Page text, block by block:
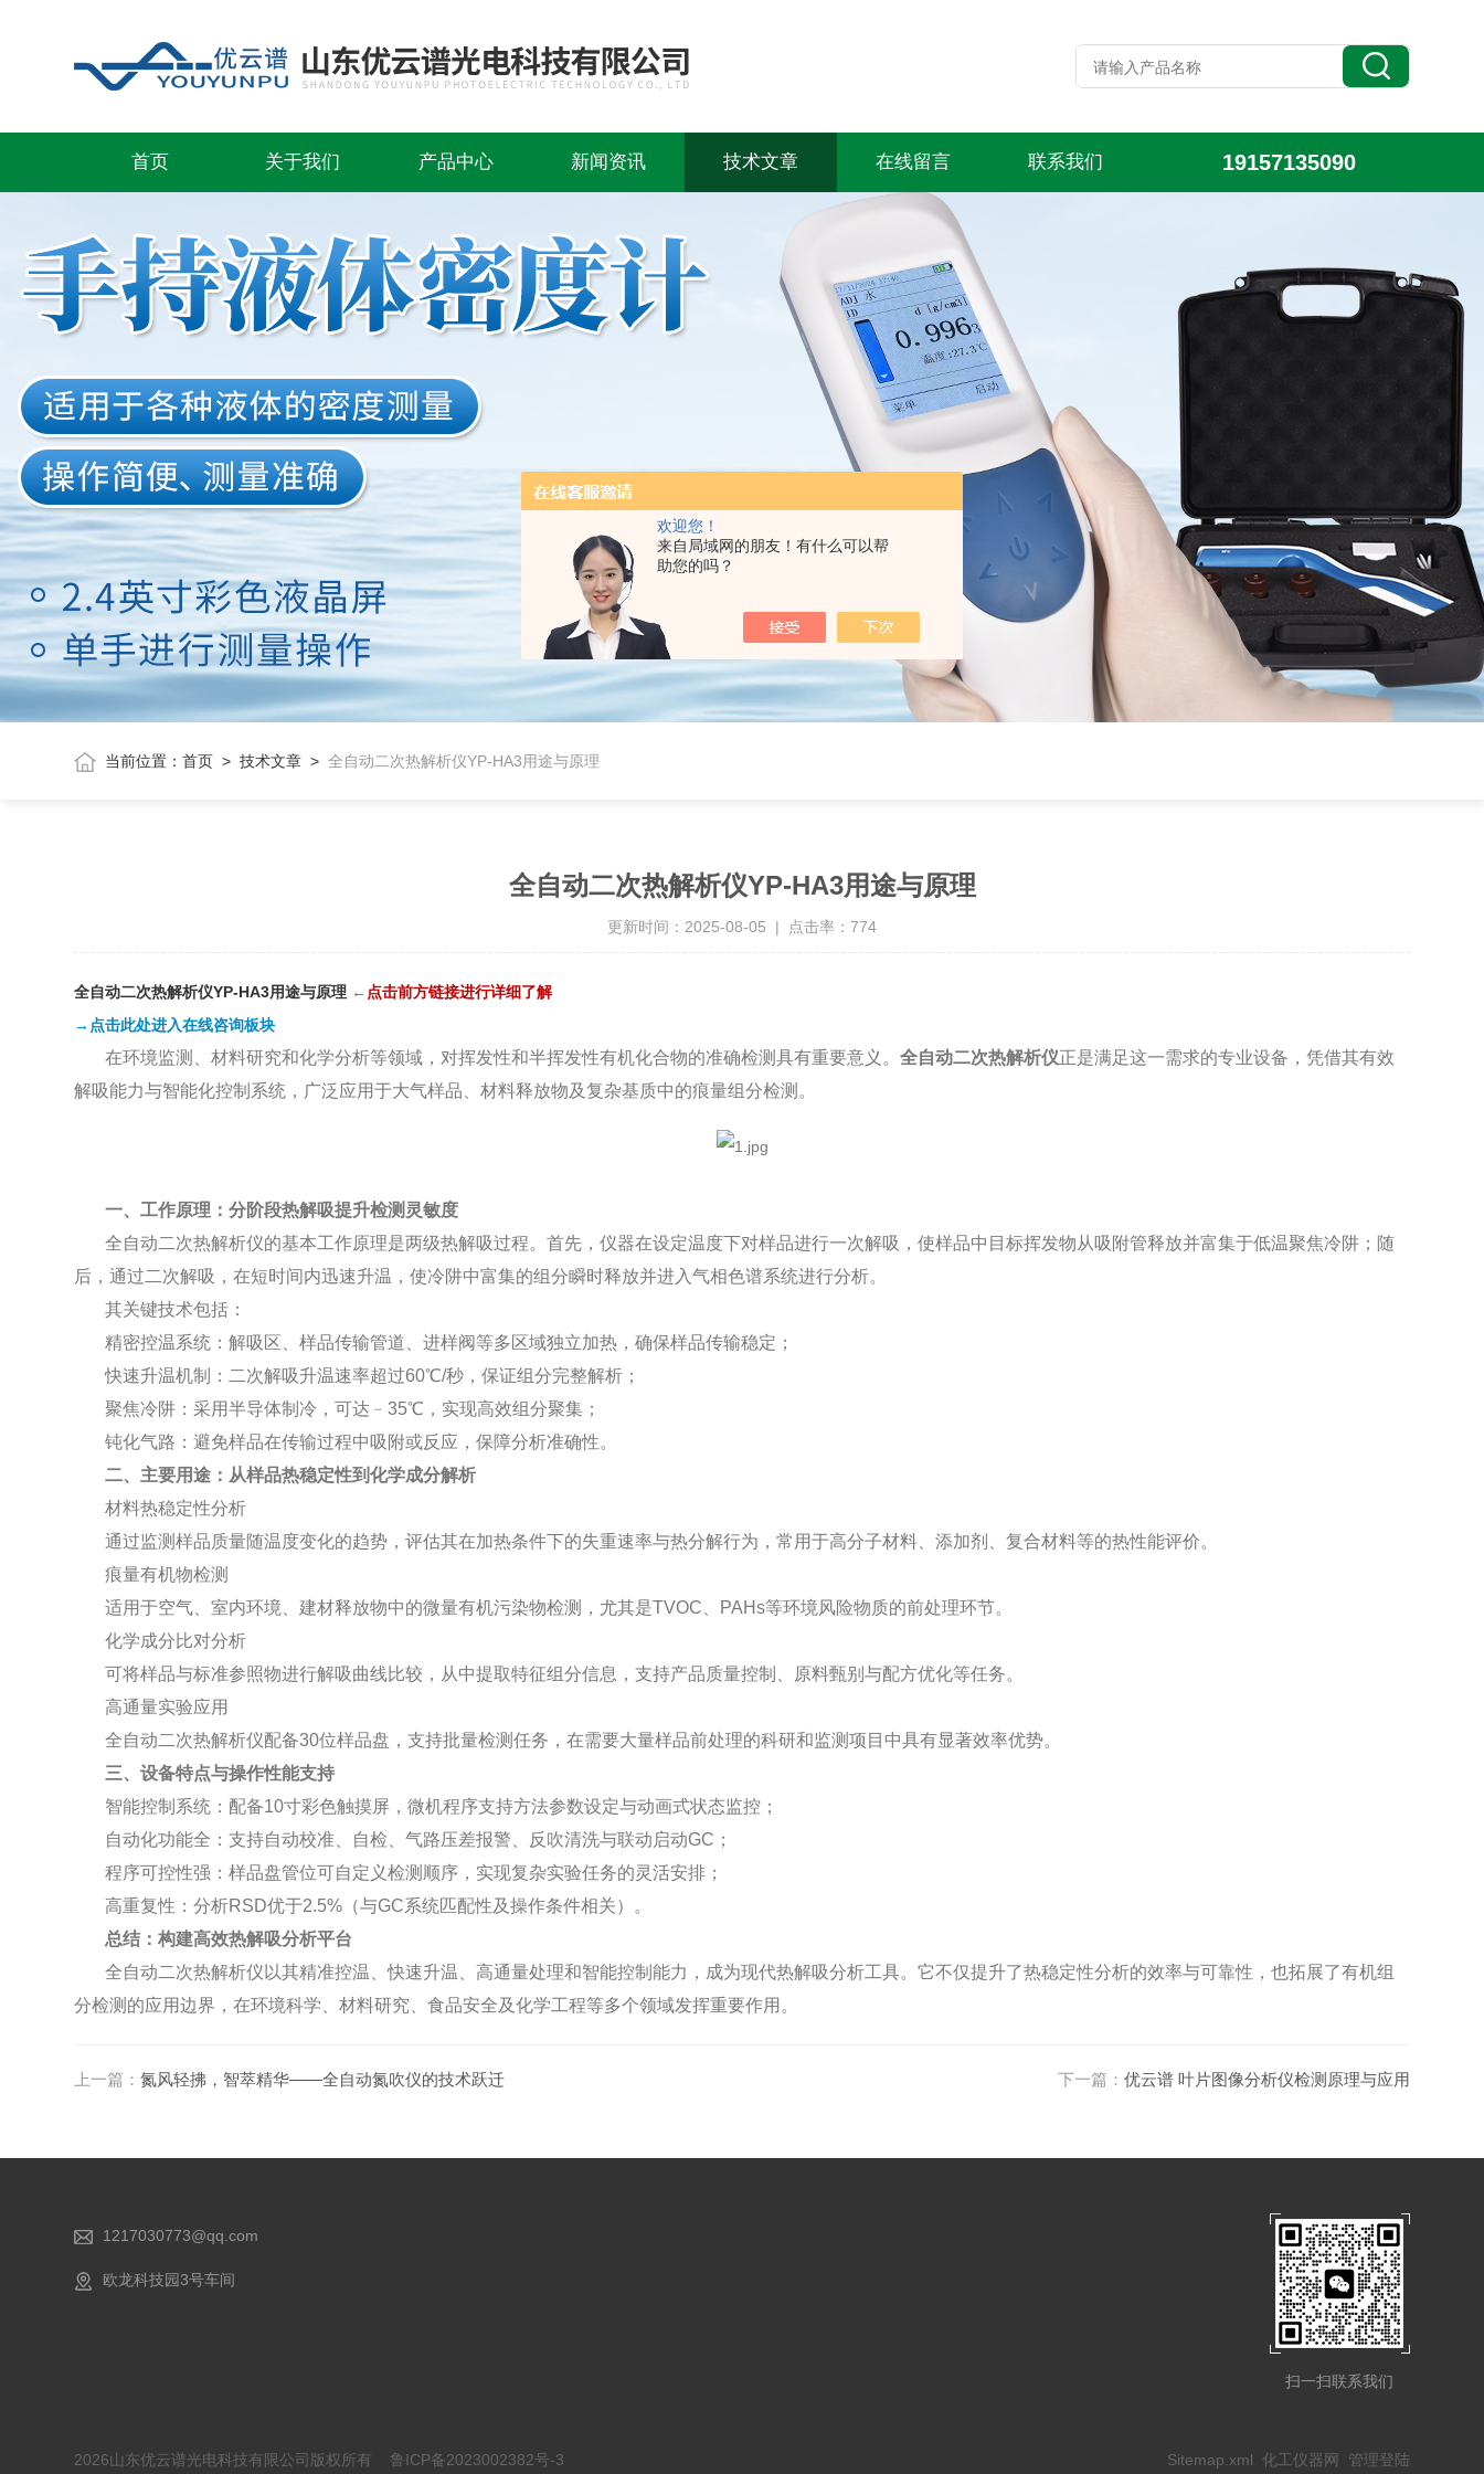
欢迎您！
来自局域网的朋友！有什么可以帮
助您的吗？
首页 关于我们 产品中心 新闻资讯 技术文章 在线留言 联系我们 19157135090
当前位置：首页 >技术文章 >全自动二次热解析仪YP-HA3用途与原理
全自动二次热解析仪YP-HA3用途与原理
更新时间：2025-08-05 | 点击率：774
全自动二次热解析仪YP-HA3用途与原理 ← 点击前方链接进行详细了解
→点击此处进入在线咨询板块
在环境监测、材料研究和化学分析等领域，对挥发性和半挥发性有机化合物的准确检测具有重要意义。全自动二次热解析仪正是满足这一需求的专业设备，凭借其有效
解吸能力与智能化控制系统，广泛应用于大气样品、材料释放物及复杂基质中的痕量组分检测。
一、工作原理：分阶段热解吸提升检测灵敏度
全自动二次热解析仪的基本工作原理是两级热解吸过程。首先，仪器在设定温度下对样品进行一次解吸，使样品中目标挥发物从吸附管释放并富集于低温聚焦冷阱；随
后，通过二次解吸，在短时间内迅速升温，使冷阱中富集的组分瞬时释放并进入气相色谱系统进行分析。
其关键技术包括：
精密控温系统：解吸区、样品传输管道、进样阀等多区域独立加热，确保样品传输稳定；
快速升温机制：二次解吸升温速率超过60℃/秒，保证组分完整解析；
聚焦冷阱：采用半导体制冷，可达﹣35℃，实现高效组分聚集；
钝化气路：避免样品在传输过程中吸附或反应，保障分析准确性。
二、主要用途：从样品热稳定性到化学成分解析
材料热稳定性分析
通过监测样品质量随温度变化的趋势，评估其在加热条件下的失重速率与热分解行为，常用于高分子材料、添加剂、复合材料等的热性能评价。
痕量有机物检测
适用于空气、室内环境、建材释放物中的微量有机污染物检测，尤其是TVOC、PAHs等环境风险物质的前处理环节。
化学成分比对分析
可将样品与标准参照物进行解吸曲线比较，从中提取特征组分信息，支持产品质量控制、原料甄别与配方优化等任务。
高通量实验应用
全自动二次热解析仪配备30位样品盘，支持批量检测任务，在需要大量样品前处理的科研和监测项目中具有显著效率优势。
三、设备特点与操作性能支持
智能控制系统：配备10寸彩色触摸屏，微机程序支持方法参数设定与动画式状态监控；
自动化功能全：支持自动校准、自检、气路压差报警、反吹清洗与联动启动GC；
程序可控性强：样品盘管位可自定义检测顺序，实现复杂实验任务的灵活安排；
高重复性：分析RSD优于2.5%（与GC系统匹配性及操作条件相关）。
总结：构建高效热解吸分析平台
全自动二次热解析仪以其精准控温、快速升温、高通量处理和智能控制能力，成为现代热解吸分析工具。它不仅提升了热稳定性分析的效率与可靠性，也拓展了有机组
分检测的应用边界，在环境科学、材料研究、食品安全及化学工程等多个领域发挥重要作用。
上一篇：氮风轻拂，智萃精华——全自动氮吹仪的技术跃迁 下一篇： 优云谱 叶片图像分析仪检测原理与应用
1217030773@qq.com
欧龙科技园3号车间
扫一扫联系我们
2026山东优云谱光电科技有限公司版权所有 鲁ICP备2023002382号-3 Sitemap.xml 化工仪器网 管理登陆